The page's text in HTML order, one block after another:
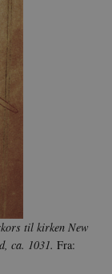
til kirken New
ca. 1031. Fra: